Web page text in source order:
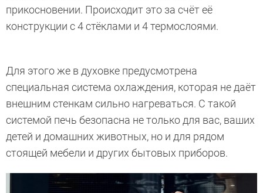
прикосновении. Происходит это за счёт её
конструкции с 4 стёклами и 4 термослоями.
Для этого же в духовке предусмотрена
специальная система охлаждения, которая не даёт
внешним стенкам сильно нагреваться. С такой
системой печь безопасна не только для вас, ваших
детей и домашних животных, но и для рядом
стоящей мебели и других бытовых приборов.